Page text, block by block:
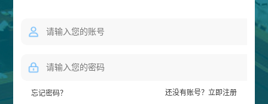
还没有账号？立即注册
忘记密码？